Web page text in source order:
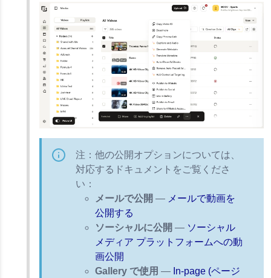
注：他の公開オプションについては、
対応するドキュメントをご覧くださ
い：
メールで公開 — メールで動画を
公開する
ソーシャルに公開 — ソーシャル
メディア プラットフォームへの動
画公開
Gallery で使用 — In-page (ページ